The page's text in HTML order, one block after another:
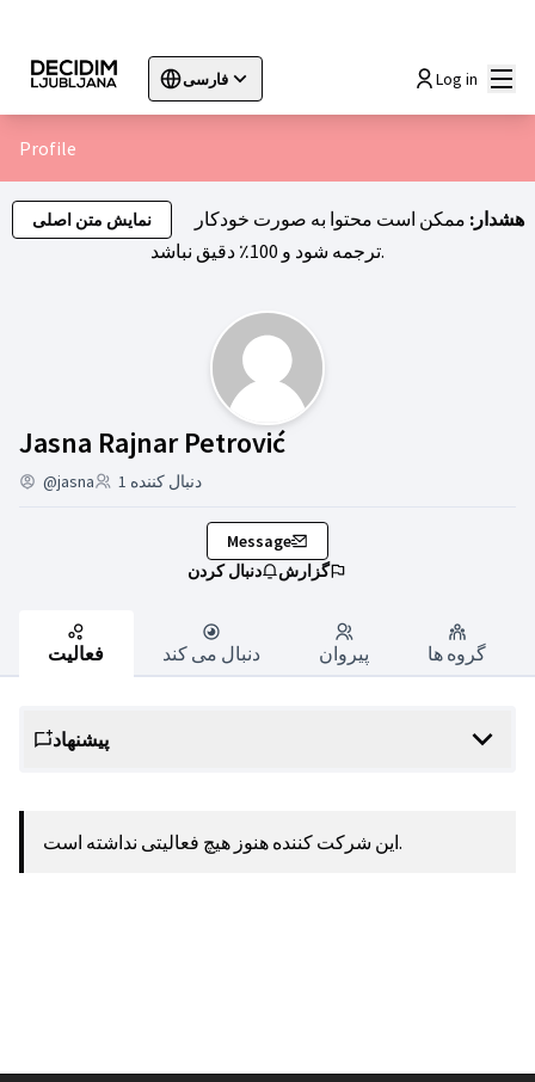
فارسی
Sprache wählen Choisir la langue
Log in
Profile
نمایش متن اصلی هشدار: ممکن است محتوا به صورت خودکار
ترجمه شود و 100٪ دقیق نباشد.
Jasna Rajnar Petrović
@jasna دنبال کننده 1
Message
دنبال کردن
گزارش
فعالیت دنبال می کند پیروان گروه ها
پیشنهاد
این شرکت کننده هنوز هیچ فعالیتی نداشته است.